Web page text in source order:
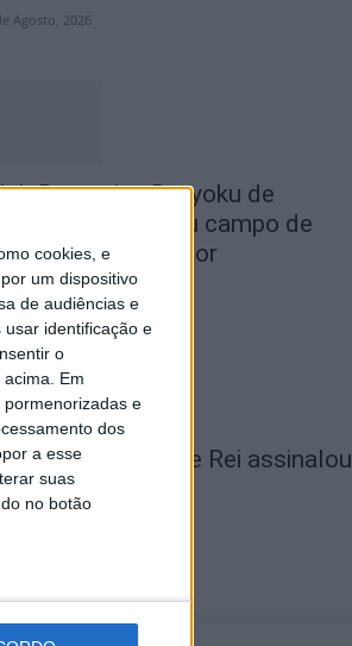
cookies, e
um dispositivo
de audiências e
identificação e
o
Em
e
dos
a esse
suas
no botão
Agosto, 2026
Deportivo Doryoku de
realizou campo de
em Penamacor
Agosto, 2026
de Vila de Rei assinalou
dos Avós